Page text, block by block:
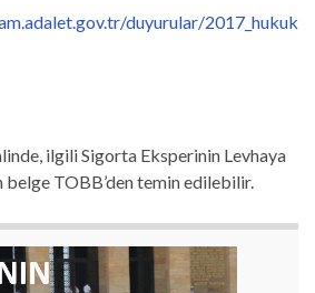
duyurular/2017_hukuk
ilgili Sigorta Eksperinin Levhaya
belge TOBB’den temin edilebilir.